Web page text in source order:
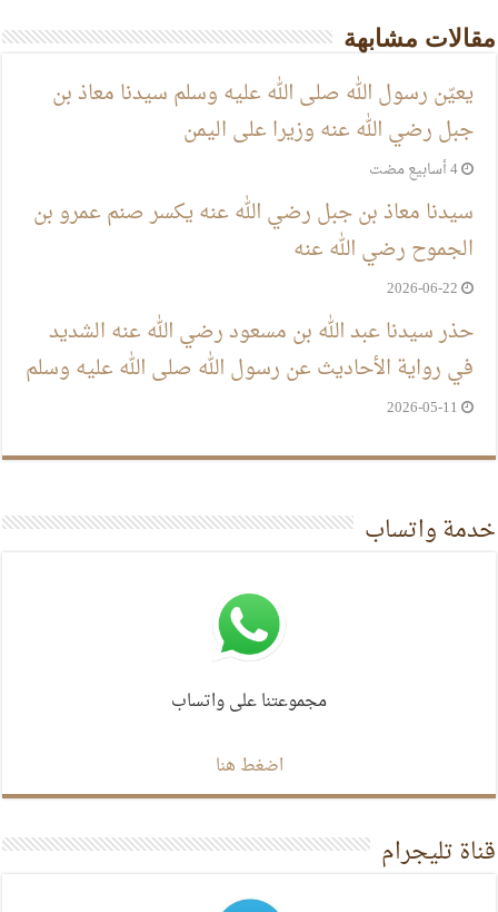
مقالات مشابهة
يعيّن رسول الله صلى الله عليه وسلم سيدنا معاذ بن
جبل رضي الله عنه وزيرا على اليمن
‏4 أسابيع مضت
سيدنا معاذ بن جبل رضي الله عنه يكسر صنم عمرو بن
الجموح رضي الله عنه
2026-06-22
حذر سيدنا عبد الله بن مسعود رضي الله عنه الشديد
في رواية الأحاديث عن رسول الله صلى الله عليه وسلم
2026-05-11
خدمة واتساب
مجموعتنا على واتساب
اضغط هنا
قناة تليجرام